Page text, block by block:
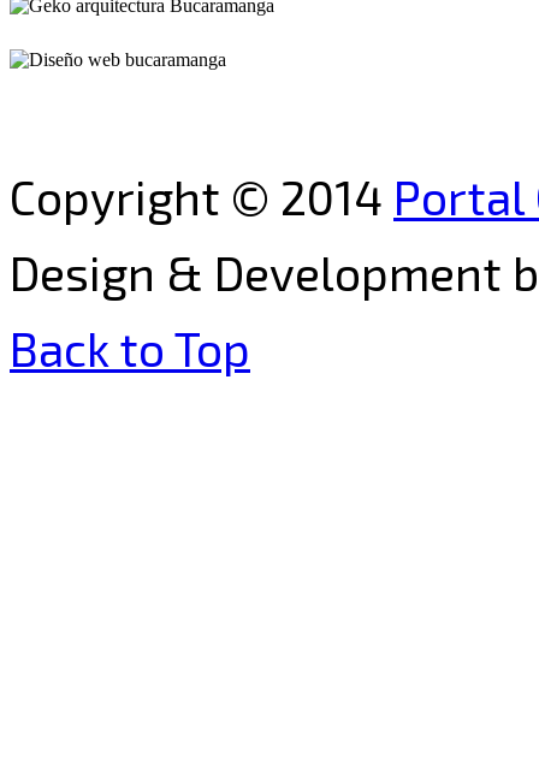
Copyright © 2014 Portal
Design & Development
Back to Top